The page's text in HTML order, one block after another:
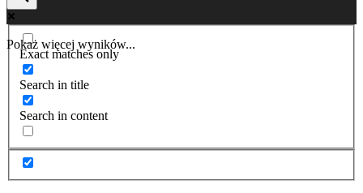
Pokaż więcej wyników...
Exact matches only
Search in title
Search in content